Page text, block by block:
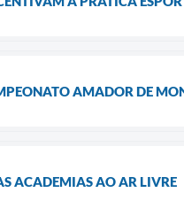
AMADOR DE
ACADEMIAS AO AR LIVRE